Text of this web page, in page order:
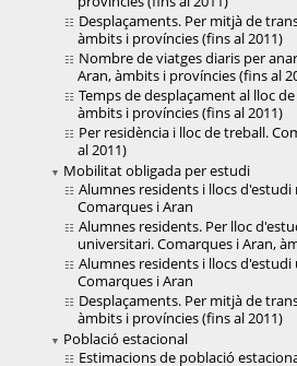
Desplaçaments. Per mitjà de
àmbits i províncies (fins al 2011)
Nombre de viatges diaris per
Aran, àmbits i províncies (fins al
Temps de desplaçament al lloc
àmbits i províncies (fins al 2011)
Per residència i lloc de treball.
al 2011)
Mobilitat obligada per estudi
Alumnes residents i llocs
Comarques i Aran
Alumnes residents. Per lloc
universitari. Comarques i Aran,
Alumnes residents i llocs
Comarques i Aran
Desplaçaments. Per mitjà de
àmbits i províncies (fins al 2011)
Població estacional
Estimacions de població